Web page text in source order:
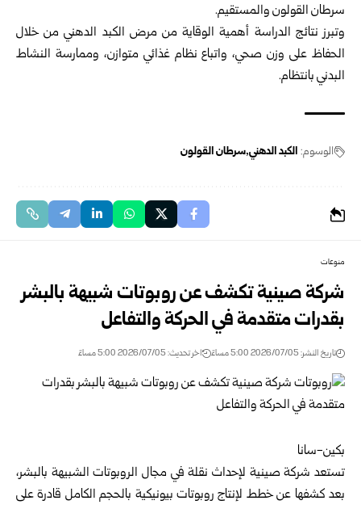
سرطان القولون والمستقيم.
وتبرز نتائج الدراسة أهمية الوقاية من مرض الكبد الدهني من خلال
الحفاظ على وزن صحي، واتباع نظام غذائي متوازن، وممارسة النشاط
البدني بانتظام.
الوسوم: الكبد الدهني سرطان القولون
منوعات
شركة صينية تكشف عن روبوتات شبيهة بالبشر
بقدرات متقدمة في الحركة والتفاعل
تاريخ النشر: 2026/07/05 5:00 مساءً اخر تحديث: 2026/07/05 5:00 مساءً
بكين-سانا
تستعد شركة صينية لإحداث نقلة في مجال الروبوتات الشبيهة بالبشر،
بعد كشفها عن خطط لإنتاج روبوتات بيونيكية بالحجم الكامل قادرة على